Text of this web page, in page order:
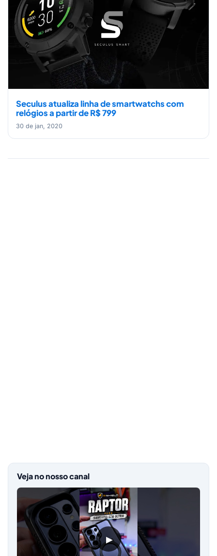
Seculus atualiza linha de smartwatchs com
relógios a partir de R$ 799
30 de jan, 2020
Veja no nosso canal
▶